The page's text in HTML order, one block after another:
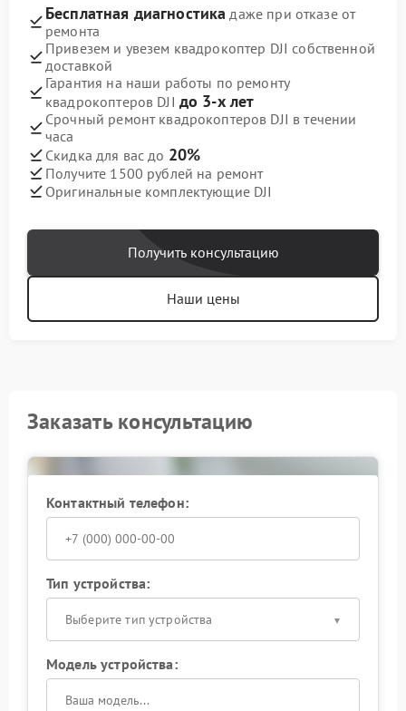
Бесплатная диагностика даже при отказе от
ремонта
Привезем и увезем квадрокоптер DJI собственной
доставкой
Гарантия на наши работы по ремонту
квадрокоптеров DJI до 3-х лет
Срочный ремонт квадрокоптеров DJI в течении
часа
Скидка для вас до 20%
Получите 1500 рублей на ремонт
Оригинальные комплектующие DJI
Получить консультацию
Наши цены
Заказать консультацию
Контактный телефон:
Тип устройства:
Выберите тип устройства
Модель устройства: